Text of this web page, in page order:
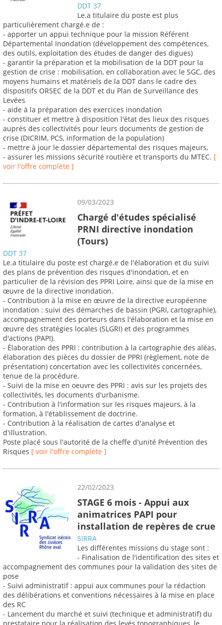
DDT 37
Le.a titulaire du poste est plus
particulièrement chargé.e de :
- apporter un appui technique pour la mission Référent
Départemental Inondation (développement des compétences,
des outils, exploitation des études de danger des digues)
- garantir la préparation et la mobilisation de la DDT pour la
gestion de crise : mobilisation, en collaboration avec le SGC, des
moyens humains et matériels de la DDT dans le cadre des
dispositifs ORSEC de la DDT et du Plan de Surveillance des
Levées
- aide à la préparation des exercices inondation
- constituer et mettre à disposition l'état des lieux des risques
auprès des collectivités pour leurs documents de gestion de
crise (DICRIM, PCS, information de la population)
- mettre à jour le dossier départemental des risques majeurs,
- assurer les missions sécurité routière et transports du MTEC. [
voir l'offre complète ]
09/03/2023
Chargé d'études spécialisé
PRNI directive inondation
(Tours)
DDT 37
Le.a titulaire du poste est chargé.e de l'élaboration et du suivi
des plans de prévention des risques d'inondation, et en
particulier de la révision des PPRI Loire, ainsi que de la mise en
œuvre de la directive inondation.
- Contribution à la mise en œuvre de la directive européenne
inondation : suivi des démarches de bassin (PGRI, cartographie),
accompagnement des porteurs dans l'élaboration et la mise en
œuvre des stratégies locales (SLGRI) et des programmes
d'actions (PAPI).
- Élaboration des PPRI : contribution à la cartographie des aléas,
élaboration des pièces du dossier de PPRI (règlement, note de
présentation) concertation avec les collectivités concernées,
tenue de la procédure.
- Suivi de la mise en oeuvre des PPRI : avis sur les projets des
collectivités, les documents d'urbanisme.
- Contribution à l'information sur les risques majeurs, à la
formation, à l'établissement de doctrine.
- Contribution à la réalisation de cartes d'analyse et
d'illustration.
Poste placé sous l'autorité de la cheffe d'unité Prévention des
Risques [ voir l'offre complète ]
22/02/2023
STAGE 6 mois - Appui aux
animatrices PAPI pour
installation de repères de crue
SIRRA
Les différentes missions du stage sont :
- Finalisation de l'identification des sites et
accompagnement des communes pour la validation des sites de
pose
- Suivi administratif : appui aux communes pour la rédaction
des délibérations et conventions nécessaires à la mise en place
des RC
- Lancement du marché et suivi (technique et administratif) du